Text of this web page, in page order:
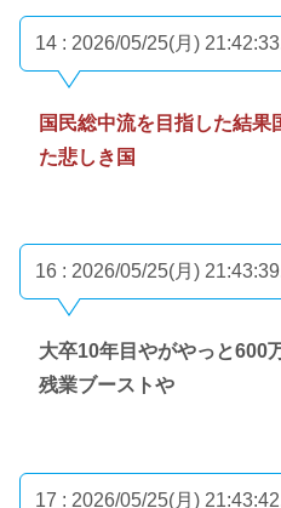
14 : 2026/05/25(月)
国民総中流を目指した結
た悲しき国
16 : 2026/05/25(月)
大卒10年目やがやっと600
残業ブーストや
17 : 2026/05/25(月)